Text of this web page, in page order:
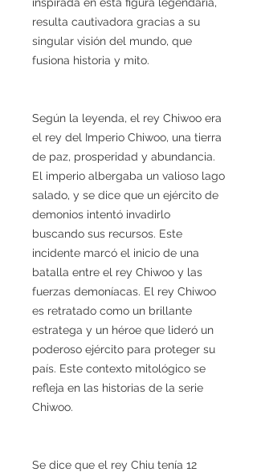
resulta cautivadora gracias a su
singular visión del mundo, que
fusiona historia y mito.
Según la leyenda, el rey Chiwoo era
el rey del Imperio Chiwoo, una tierra
de paz, prosperidad y abundancia.
El imperio albergaba un valioso lago
salado, y se dice que un ejército de
demonios intentó invadirlo
buscando sus recursos. Este
incidente marcó el inicio de una
batalla entre el rey Chiwoo y las
fuerzas demoníacas. El rey Chiwoo
es retratado como un brillante
estratega y un héroe que lideró un
poderoso ejército para proteger su
país. Este contexto mitológico se
refleja en las historias de la serie
Chiwoo.
Se dice que el rey Chiu tenía 12